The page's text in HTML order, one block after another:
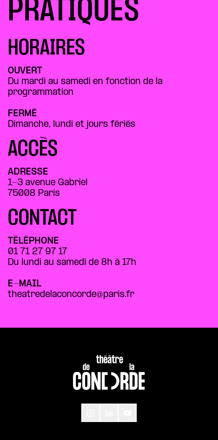
PRATIQUES
HORAIRES
OUVERT
Du mardi au samedi en fonction de la
programmation
FERMÉ
Dimanche, lundi et jours fériés
ACCÈS
ADRESSE
1-3 avenue Gabriel
75008 Paris
CONTACT
TÉLÉPHONE
01 71 27 97 17
Du lundi au samedi de 8h à 17h
E-MAIL
theatredelaconcorde@paris.fr